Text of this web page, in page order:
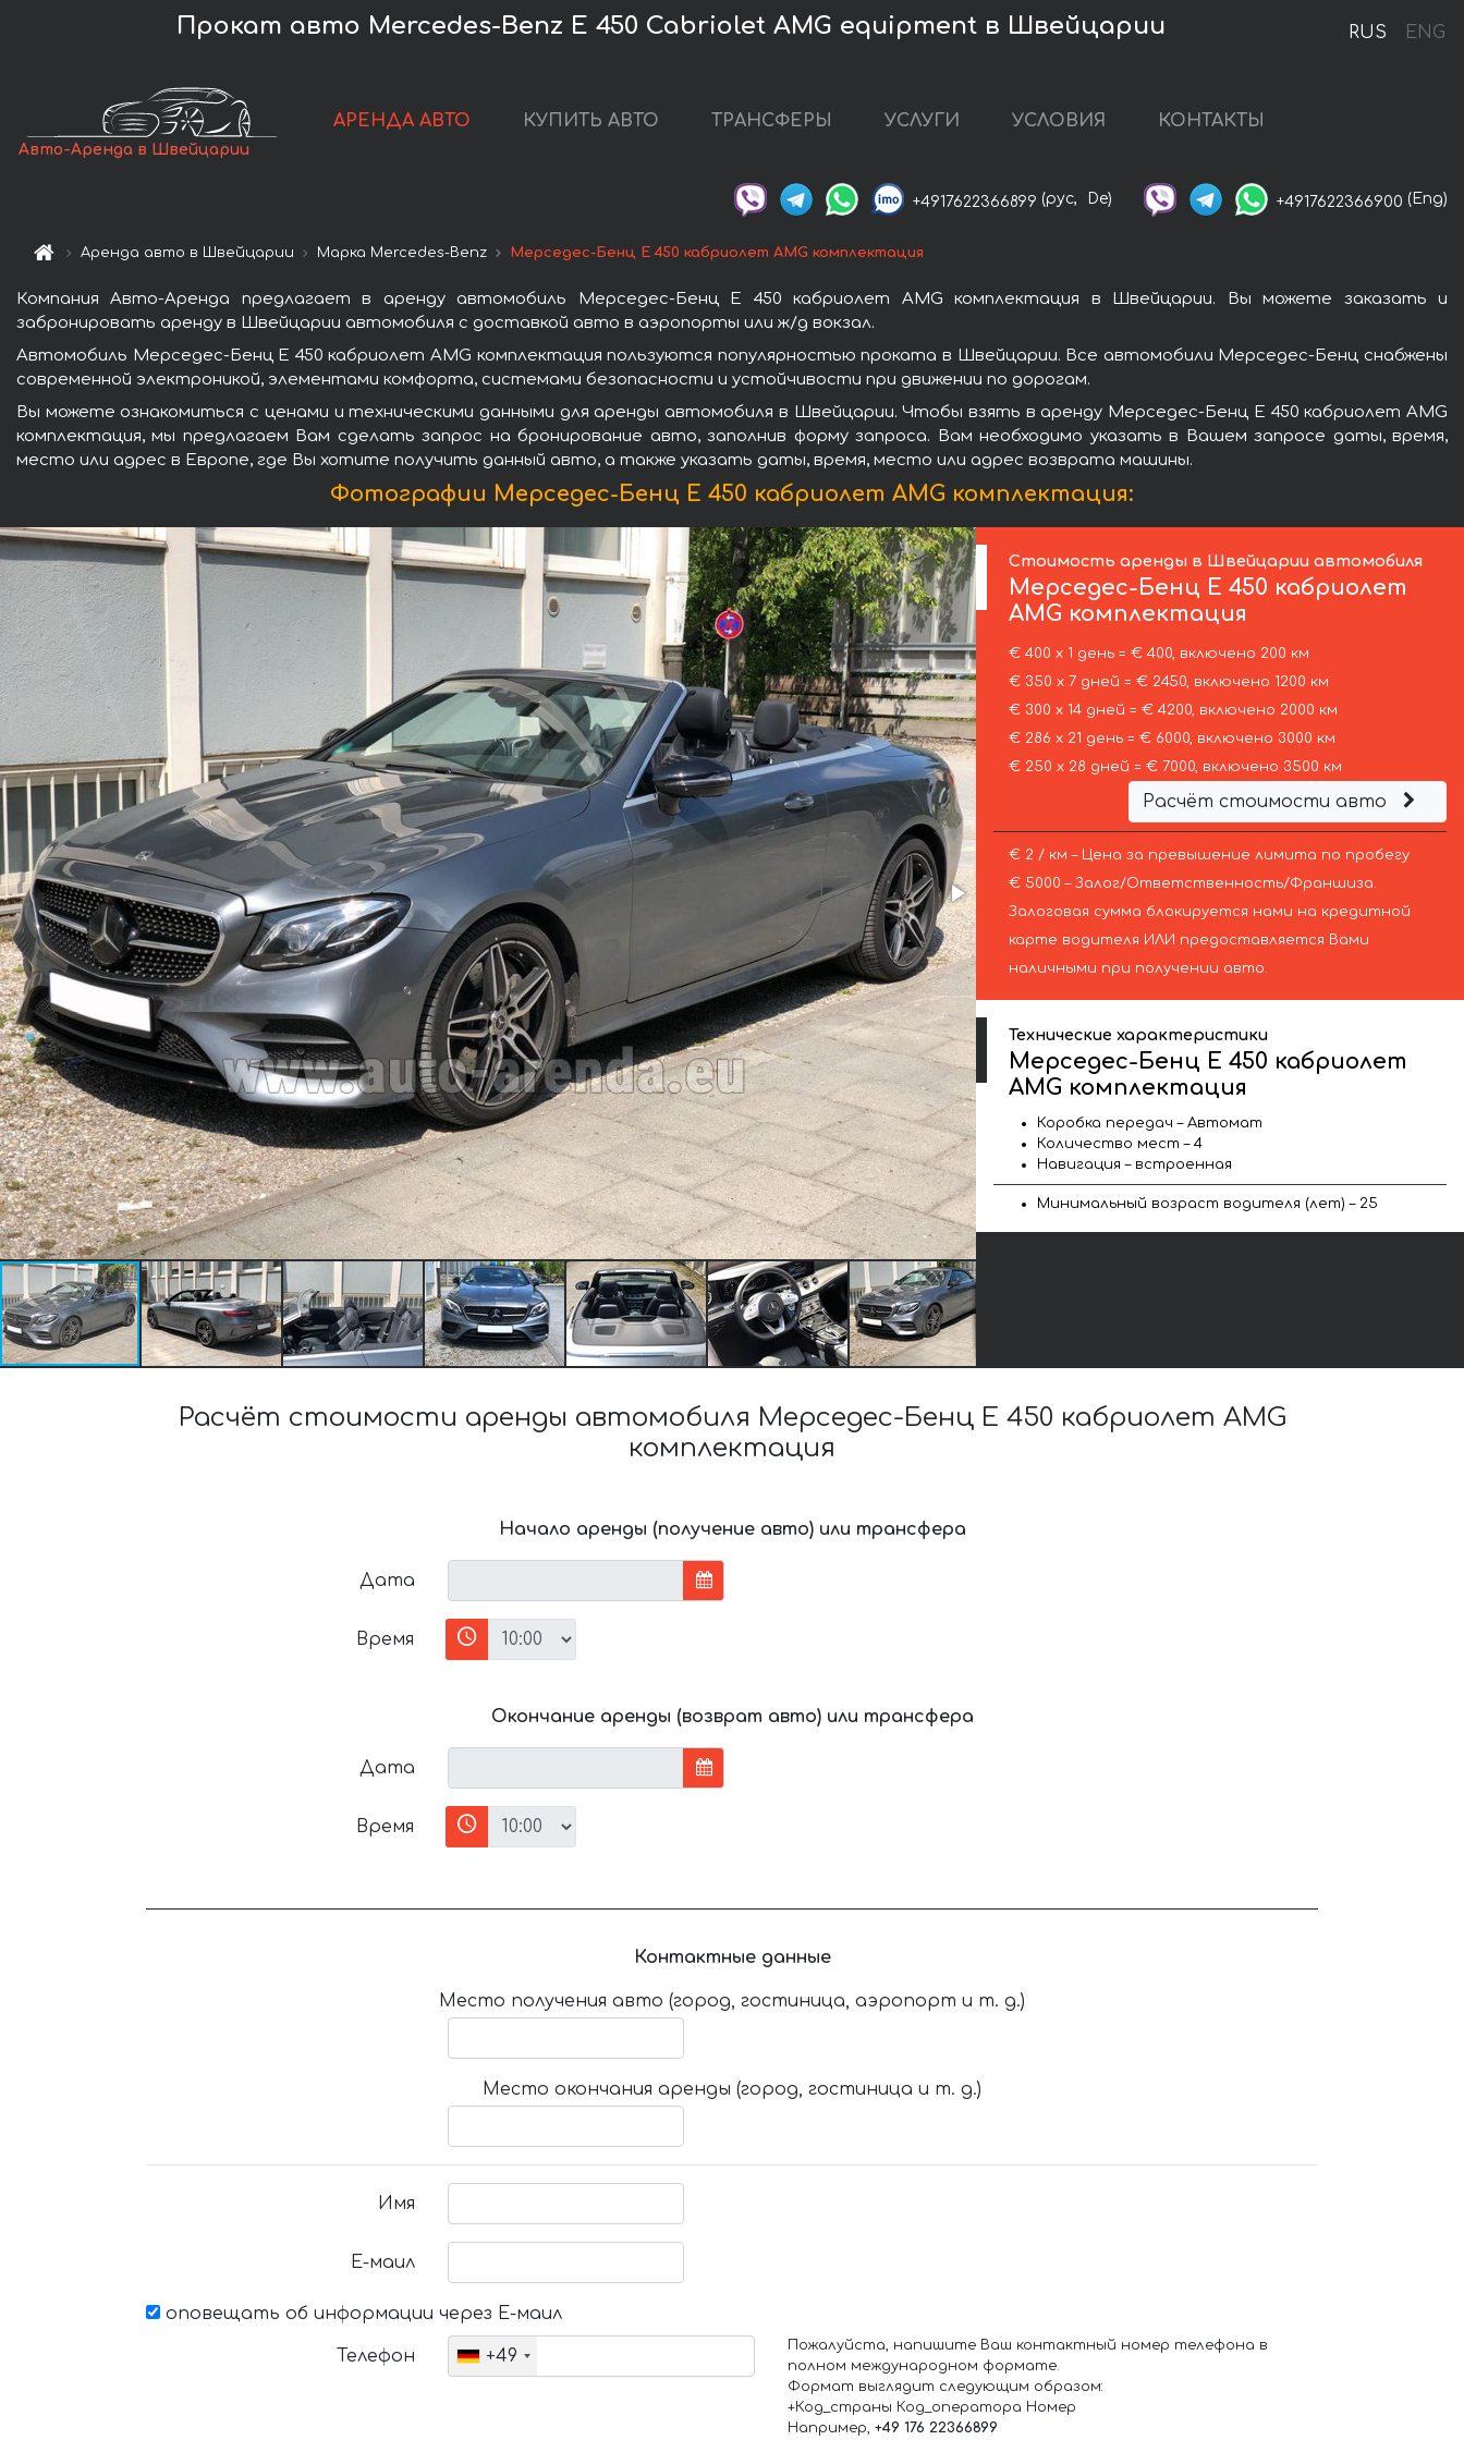
RUS ENG
Прокат авто Mercedes-Benz E 450 Cabriolet AMG equipment в Швейцарии
Авто-Аренда в Швейцарии
АРЕНДА АВТО КУПИТЬ АВТО ТРАНСФЕРЫ УСЛУГИ УСЛОВИЯ КОНТАКТЫ
+4917622366899 (рус, De) +4917622366900 (Eng)
Аренда авто в Швейцарии Марка Mercedes-Benz Мерседес-Бенц E 450 кабриолет AMG комплектация
Компания Авто-Аренда предлагает в аренду автомобиль Мерседес-Бенц E 450 кабриолет AMG комплектация в Швейцарии. Вы можете заказать и
забронировать аренду в Швейцарии автомобиля с доставкой авто в аэропорты или ж/д вокзал.
Автомобиль Мерседес-Бенц E 450 кабриолет AMG комплектация пользуются популярностью проката в Швейцарии. Все автомобили Мерседес-Бенц снабжены
современной электроникой, элементами комфорта, системами безопасности и устойчивости при движении по дорогам.
Вы можете ознакомиться с ценами и техническими данными для аренды автомобиля в Швейцарии. Чтобы взять в аренду Мерседес-Бенц E 450 кабриолет AMG
комплектация, мы предлагаем Вам сделать запрос на бронирование авто, заполнив форму запроса. Вам необходимо указать в Вашем запросе даты, время,
место или адрес в Европе, где Вы хотите получить данный авто, а также указать даты, время, место или адрес возврата машины.
Фотографии Мерседес-Бенц E 450 кабриолет AMG комплектация:
Стоимость аренды в Швейцарии автомобиля
Мерседес-Бенц E 450 кабриолет
AMG комплектация
€ 400 х 1 день = € 400, включено 200 км
€ 350 х 7 дней = € 2450, включено 1200 км
€ 300 х 14 дней = € 4200, включено 2000 км
€ 286 х 21 день = € 6000, включено 3000 км
€ 250 х 28 дней = € 7000, включено 3500 км
Расчёт стоимости авто
€ 2 / км – Цена за превышение лимита по пробегу
€ 5000 – Залог/Ответственность/Франшиза.
Залоговая сумма блокируется нами на кредитной
карте водителя ИЛИ предоставляется Вами
наличными при получении авто.
Технические характеристики
Мерседес-Бенц E 450 кабриолет
AMG комплектация
Коробка передач – Автомат
Количество мест – 4
Навигация – встроенная
Минимальный возраст водителя (лет) – 25
Расчёт стоимости аренды автомобиля Мерседес-Бенц E 450 кабриолет AMG
комплектация
Начало аренды (получение авто) или трансфера
Дата
Время
Окончание аренды (возврат авто) или трансфера
Дата
Время
Контактные данные
Место получения авто (город, гостиница, аэропорт и т. д.)
Место окончания аренды (город, гостиница и т. д.)
Имя
Е-маил
оповещать об информации через Е-маил
Телефон +49
Пожалуйста, напишите Ваш контактный номер телефона в
полном международном формате.
Формат выглядит следующим образом:
+Код_страны Код_оператора Номер
Например, +49 176 22366899